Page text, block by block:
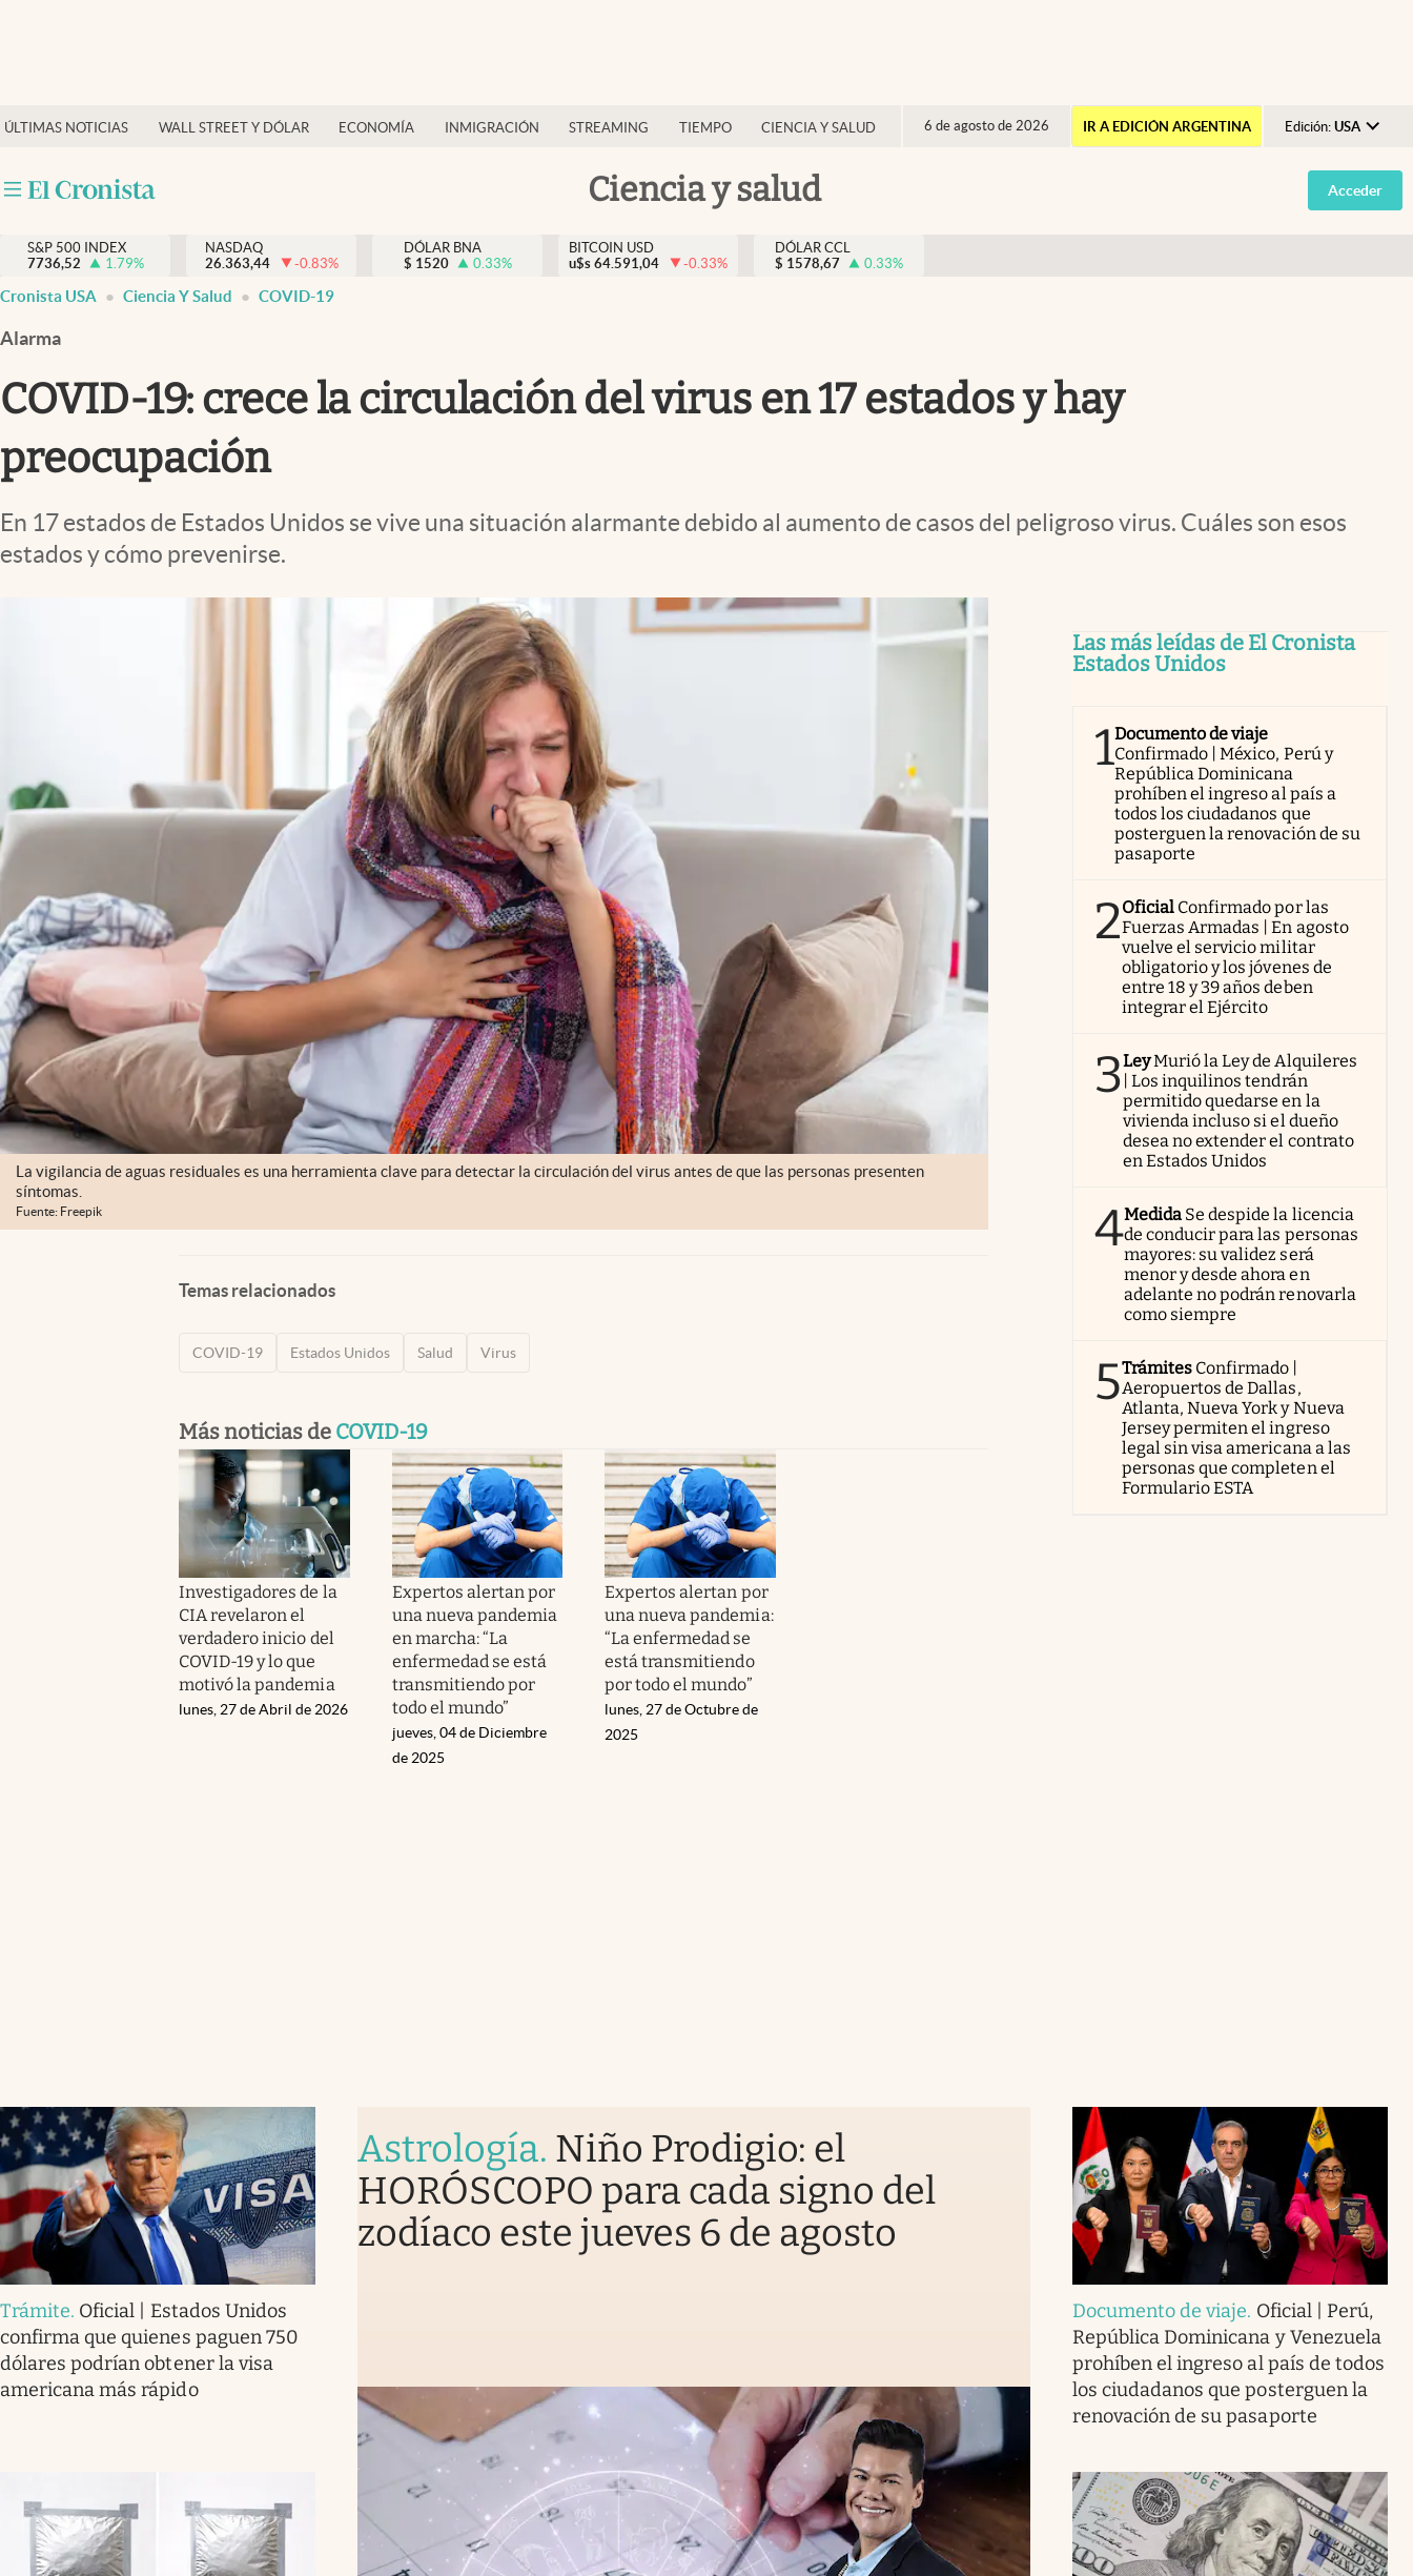
ÚLTIMAS NOTICIAS WALL STREET Y DÓLAR ECONOMÍA INMIGRACIÓN STREAMING TIEMPO CIENCIA Y SALUD 6 de agosto de 2026 IR A EDICIÓN ARGENTINA Edición: USA
Argentina
España
Ciencia y salud
Finanzas y economía
Inmigración
Trending
Streaming
Lifestyle
Acceder
S&P 500 INDEX
7736,52
1.79%
NASDAQ
26.363,44
-0.83%
DÓLAR BNA
$ 1520 0.33%
BITCOIN USD
u$s 64.591,04 -0.33%
DÓLAR CCL
$ 1578,67 0.33%
Cronista USA Ciencia Y Salud COVID-19
Alarma
COVID-19: crece la circulación del virus en 17 estados y hay
preocupación
En 17 estados de Estados Unidos se vive una situación alarmante debido al aumento de casos del peligroso virus. Cuáles son esos
estados y cómo prevenirse.
La vigilancia de aguas residuales es una herramienta clave para detectar la circulación del virus antes de que las personas presenten
síntomas.
Fuente: Freepik
Temas relacionados
COVID-19 Estados Unidos Salud Virus
Más noticias de COVID-19
Investigadores de la
CIA revelaron el
verdadero inicio del
COVID-19 y lo que
motivó la pandemia
lunes, 27 de Abril de 2026
Expertos alertan por
una nueva pandemia
en marcha: “La
enfermedad se está
transmitiendo por
todo el mundo”
jueves, 04 de Diciembre
de 2025
Expertos alertan por
una nueva pandemia:
“La enfermedad se
está transmitiendo
por todo el mundo”
lunes, 27 de Octubre de
2025
Las más leídas de El Cronista
Estados Unidos
1Documento de viaje
Confirmado | México, Perú y
República Dominicana
prohíben el ingreso al país a
todos los ciudadanos que
posterguen la renovación de su
pasaporte
2Oficial Confirmado por las
Fuerzas Armadas | En agosto
vuelve el servicio militar
obligatorio y los jóvenes de
entre 18 y 39 años deben
integrar el Ejército
3LeyMurió la Ley de Alquileres
| Los inquilinos tendrán
permitido quedarse en la
vivienda incluso si el dueño
desea no extender el contrato
en Estados Unidos
4Medida Se despide la licencia
de conducir para las personas
mayores: su validez será
menor y desde ahora en
adelante no podrán renovarla
como siempre
5Trámites Confirmado |
Aeropuertos de Dallas,
Atlanta, Nueva York y Nueva
Jersey permiten el ingreso
legal sin visa americana a las
personas que completen el
Formulario ESTA
Trámite. Oficial | Estados Unidos
confirma que quienes paguen 750
dólares podrían obtener la visa
americana más rápido
Astrología. Niño Prodigio: el
HORÓSCOPO para cada signo del
zodíaco este jueves 6 de agosto
Documento de viaje. Oficial | Perú,
República Dominicana y Venezuela
prohíben el ingreso al país de todos
los ciudadanos que posterguen la
renovación de su pasaporte